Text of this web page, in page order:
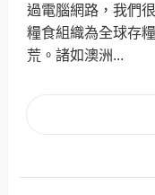
過電腦網路，我們
糧食組織為全球存
荒。諸如澳洲...